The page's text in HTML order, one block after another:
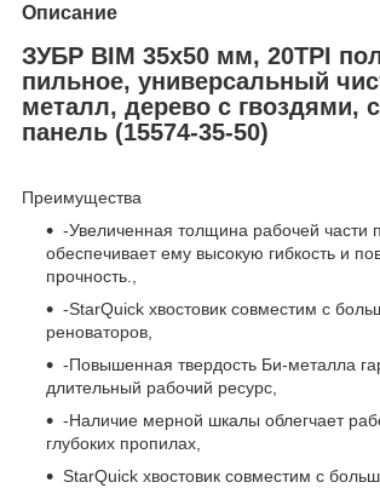
Описание
ЗУБР BIM 35x50 мм, 20TPI
пильное, универсальный
металл, дерево с гвоздями,
панель (15574-35-50)
Преимущества
-Увеличенная толщина рабочей части
обеспечивает ему высокую гибкость и
прочность.,
-StarQuick хвостовик совместим с
реноваторов,
-Повышенная твердость Би-металла
длительный рабочий ресурс,
-Наличие мерной шкалы облегчает
глубоких пропилах,
StarQuick хвостовик совместим с